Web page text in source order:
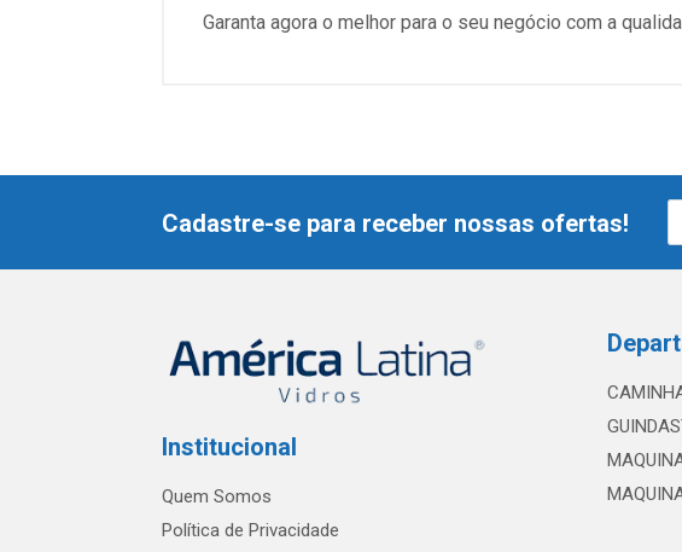
Garanta agora o melhor para o seu negócio com a
Cadastre-se para receber nossas ofertas!
Institucional
Quem Somos
Política de Privacidade